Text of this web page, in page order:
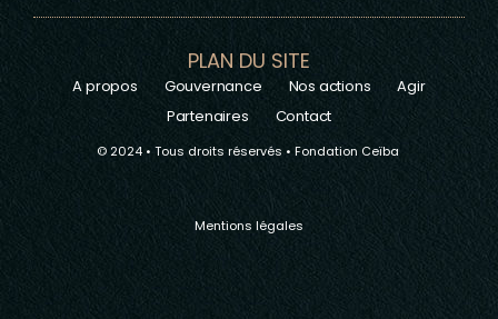
PLAN DU SITE
A propos Gouvernance Nos actions
Agir
Partenaires
Contact
© 2024 • Tous droits réservés • Fondation Ceïba
Mentions légales